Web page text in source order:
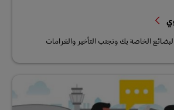
البضائع الخاصة بك وتجنب التأخير والغرامات